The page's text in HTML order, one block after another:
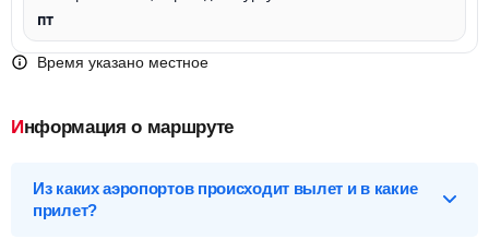
пт
Время указано местное
Информация о маршруте
Из каких аэропортов происходит вылет и в какие
прилет?